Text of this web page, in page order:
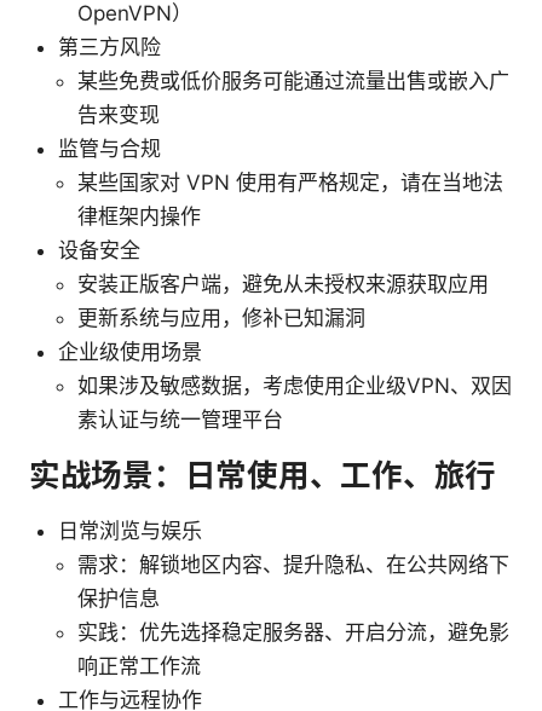
OpenVPN）
第三方风险
某些免费或低价服务可能通过流量出售或嵌入广
告来变现
监管与合规
某些国家对 VPN 使用有严格规定，请在当地法
律框架内操作
设备安全
安装正版客户端，避免从未授权来源获取应用
更新系统与应用，修补已知漏洞
企业级使用场景
如果涉及敏感数据，考虑使用企业级VPN、双因
素认证与统一管理平台
实战场景：日常使用、工作、旅行
日常浏览与娱乐
需求：解锁地区内容、提升隐私、在公共网络下
保护信息
实践：优先选择稳定服务器、开启分流，避免影
响正常工作流
工作与远程协作